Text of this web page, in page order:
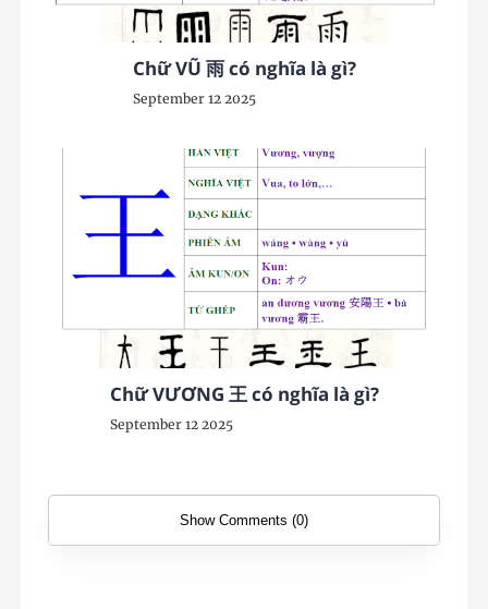
Chữ VŨ 雨 có nghĩa là gì?
September 12 2025
Chữ VƯƠNG 王 có nghĩa là gì?
September 12 2025
Show Comments (0)